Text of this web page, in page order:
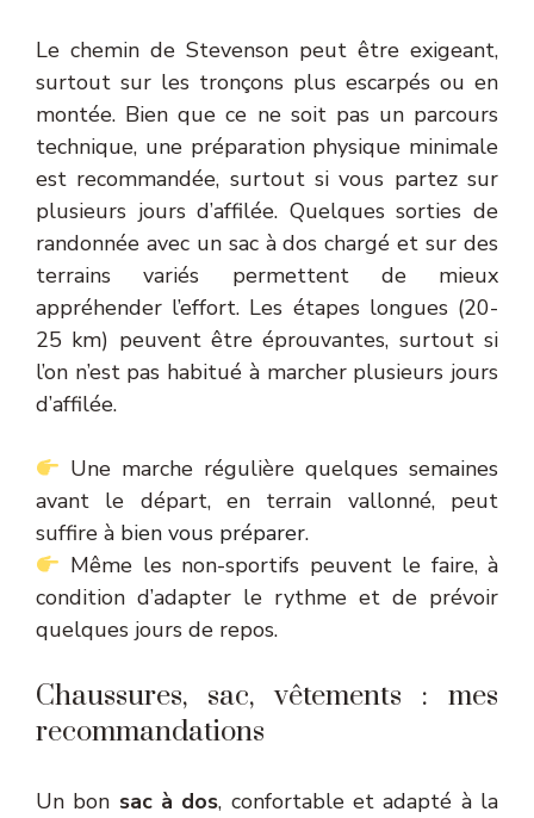
Le chemin de Stevenson peut être exigeant,
surtout sur les tronçons plus escarpés ou en
montée. Bien que ce ne soit pas un parcours
technique, une préparation physique minimale
est recommandée, surtout si vous partez sur
plusieurs jours d’affilée. Quelques sorties de
randonnée avec un sac à dos chargé et sur des
terrains variés permettent de mieux
appréhender l’effort. Les étapes longues (20-
25 km) peuvent être éprouvantes, surtout si
l’on n’est pas habitué à marcher plusieurs jours
d’affilée.
Une marche régulière quelques semaines
avant le départ, en terrain vallonné, peut
suffire à bien vous préparer.
Même les non-sportifs peuvent le faire, à
condition d’adapter le rythme et de prévoir
quelques jours de repos.
Chaussures, sac, vêtements : mes
recommandations
Un bon sac à dos, confortable et adapté à la